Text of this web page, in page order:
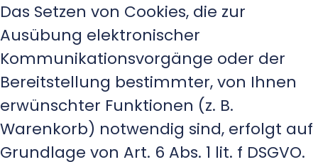
Das Setzen von Cookies, die zur
Ausübung elektronischer
Kommunikationsvorgänge oder der
Bereitstellung bestimmter, von Ihnen
erwünschter Funktionen (z. B.
Warenkorb) notwendig sind, erfolgt auf
Grundlage von Art. 6 Abs. 1 lit. f DSGVO.